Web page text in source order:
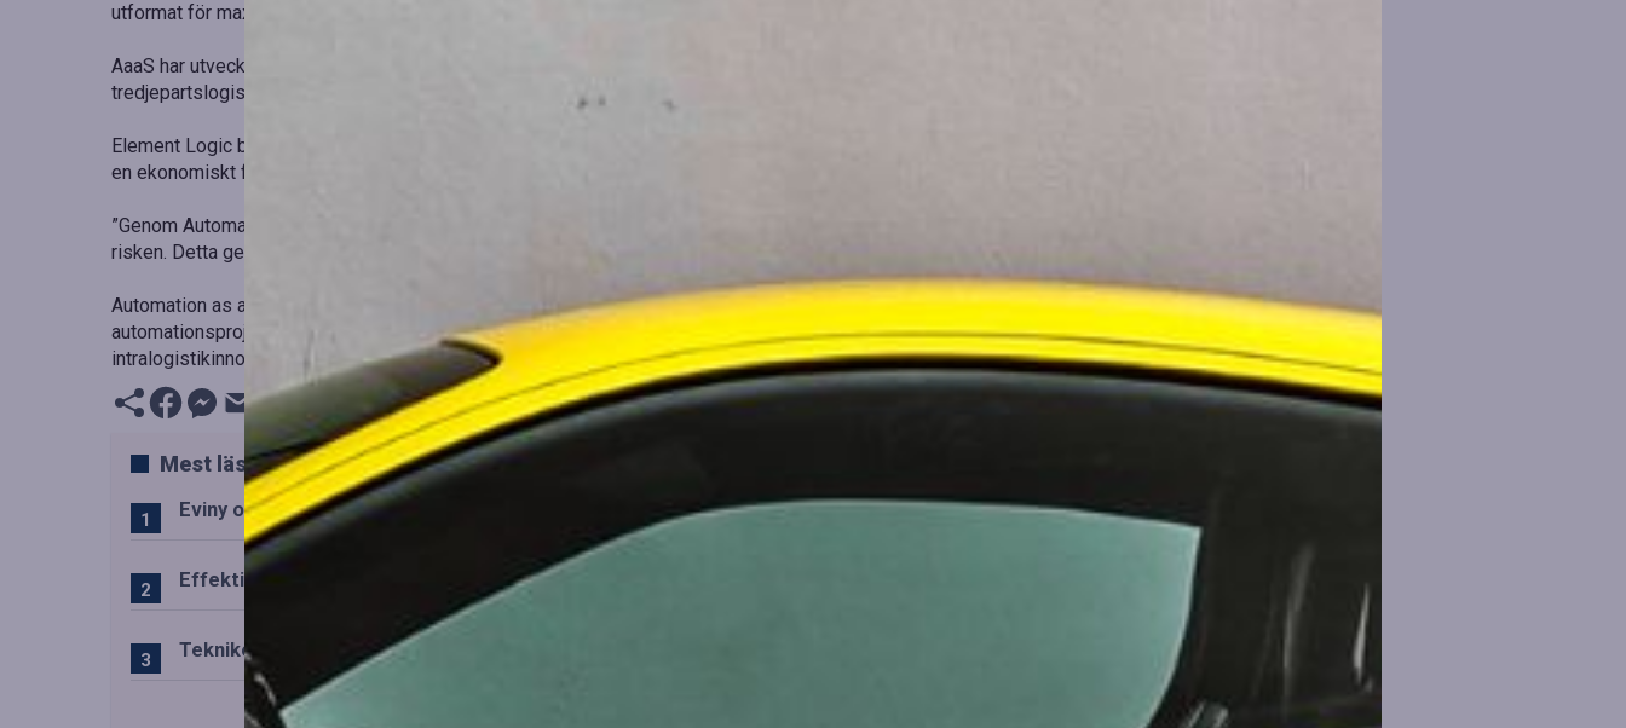
utformat för maximal produktivitet.”
AaaS har utvecklats för att stödja en mångfald av företag; från växande företag till
tredjepartslogistikföretag som behöver flexibilitet.
Element Logic behåller ägande och ansvar för teknologin genom hela dess livscykel. Detta skapar
en ekonomiskt flexibel och miljömässigt hållbar lösning.
”Genom Automation as a Service tar vi det långsiktiga ansvaret, så att våra kunder slipper bära den
risken. Detta ger trygghet och stabilitet,” säger hon.
Automation as a Service representerar mer än en produkt; det är ett partnerskap. Med över 400
automationsprojekt och 40 års erfarenhet fortsätter Element Logic att leda inom
intralogistikinnovation.
Mest lästa
Eviny och Statkraft förenar snabbladdningstjänster i Norden
Effektiv drift av trafiktekniska system i Sverige
Teknikens roll i den svenska spelupplevelsen